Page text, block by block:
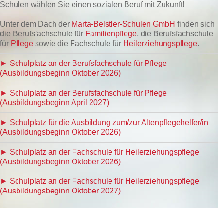
Schulen wählen Sie einen sozialen Beruf mit Zukunft!
Unter dem Dach der Marta-Belstler-Schulen GmbH finden sich
die Berufsfachschule für Familienpflege, die Berufsfachschule
für Pflege sowie die Fachschule für Heilerziehungspflege.
► Schulplatz an der Berufsfachschule für Pflege
(Ausbildungsbeginn Oktober 2026)
► Schulplatz an der Berufsfachschule für Pflege
(Ausbildungsbeginn April 2027)
► Schulplatz für die Ausbildung zum/zur Altenpflegehelfer/in
(Ausbildungsbeginn Oktober 2026)
► Schulplatz an der Fachschule für Heilerziehungspflege
(Ausbildungsbeginn Oktober 2026)
► Schulplatz an der Fachschule für Heilerziehungspflege
(Ausbildungsbeginn Oktober 2027)